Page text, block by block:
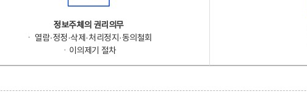
정보주체의 권리의무
ㆍ 열람·정정·삭제·처리정지·동의철회
ㆍ이의제기 절차